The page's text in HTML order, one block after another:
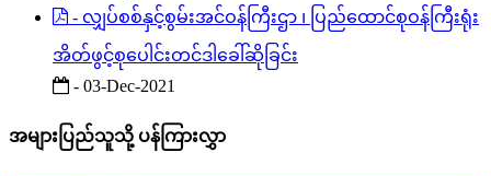
- လျှပ်စစ်နှင့်စွမ်းအင်ဝန်ကြီးဌာ ၊ ပြည်ထောင်စုဝန်ကြီးရုံး
အိတ်ဖွင့်စုပေါင်းတင်ဒါခေါ်ဆိုခြင်း
- 03-Dec-2021
အများပြည်သူသို့ ပန်ကြားလွှာ